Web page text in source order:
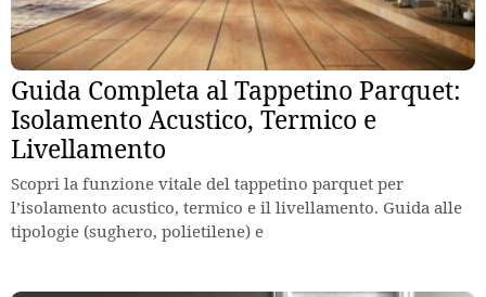
Guida Completa al Tappetino Parquet:
Isolamento Acustico, Termico e
Livellamento
Scopri la funzione vitale del tappetino parquet per
l’isolamento acustico, termico e il livellamento. Guida alle
tipologie (sughero, polietilene) e